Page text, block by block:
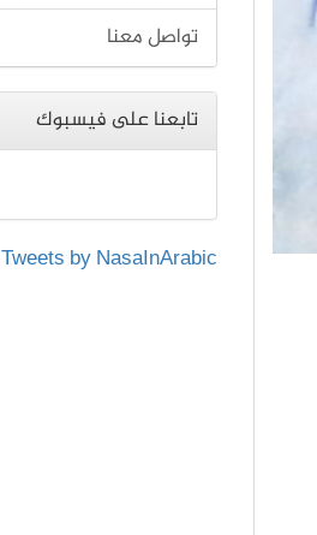
تواصل معنا
تابعنا على فيسبوك
Tweets by NasaInArabic